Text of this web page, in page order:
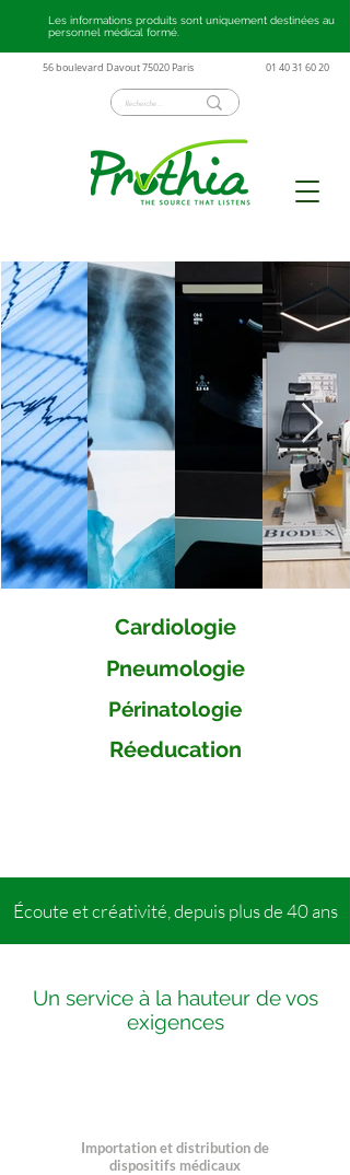
Les informations produits sont uniquement destinées au
personnel médical formé.
56 boulevard Davout 75020 Paris 01 40 31 60 20
Cardiologie
Pneumologie
Périnatologie
Réeducation
Écoute et créativité, depuis plus de 40 ans
Un service à la hauteur de vos
exigences
Importation et distribution de
dispositifs médicaux